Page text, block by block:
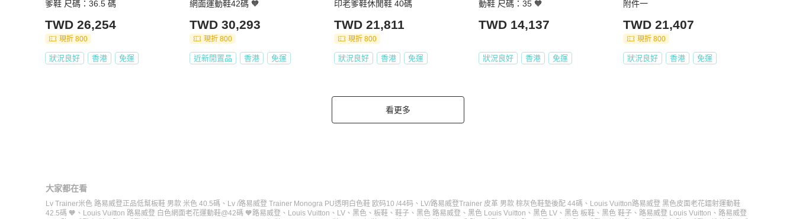
爹鞋 尺碼：36.5 碼
TWD 26,254
現折 800
狀況良好 香港 免運
網面運動鞋42碼 🧡
TWD 30,293
現折 800
近新閒置品 香港 免運
印老爹鞋休閒鞋 40碼
TWD 21,811
現折 800
狀況良好 香港 免運
動鞋 尺碼：35 🧡
TWD 14,137
狀況良好 香港 免運
附件一
TWD 21,407
現折 800
狀況良好 香港 免運
看更多
大家都在看
Lv Trainer米色 路易威登正品低幫板鞋 男款 米色 40.5碼 、 Lv /路易威登 Trainer Monogra PU透明白色鞋 欧码10 /44码 、 LV/路易威登Trainer 皮革 男款 棕灰色鞋墊後配 44碼 、 Louis Vuitton路易威登 黑色皮面老花鐳射運動鞋
42.5碼 🧡 、 Louis Vuitton 路易威登 白色網面老花運動鞋@42碼 🧡路易威登 、 Louis Vuitton 、 LV 、 黑色 、 板鞋 、 鞋子 、 黑色 路易威登 、 黑色 Louis Vuitton 、 黑色 LV 、 黑色 板鞋 、 黑色 鞋子 、 路易威登 Louis Vuitton 、 路易威登